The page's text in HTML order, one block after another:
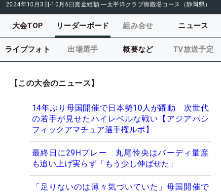
2024年10月3日-10月6日賞金総額 ―太平洋クラブ御殿場コース（静岡県）
大会TOP リーダーボード 組み合せ ニュース
ライブフォト 出場選手 概要など TV放送予定
【この大会のニュース】
14年ぶり母国開催で日本勢10人が躍動 次世代
の若手が見せたハイレベルな戦い【アジアパシ
フィックアマチュア選手権ルポ】
最終日に29Hプレー 丸尾怜央はバーディ量産
も追い上げ実らず「もう少し伸ばせた」
「足りないのは薄々気づいていた」母国開催で